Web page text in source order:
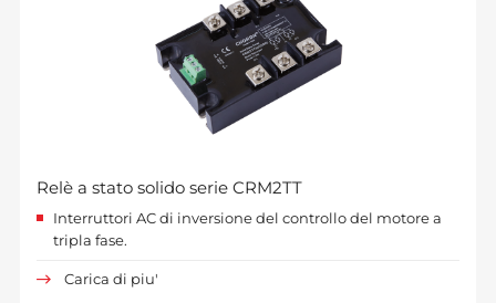
Relè a stato solido serie CRM2TT
Interruttori AC di inversione del controllo del motore a
tripla fase.
Carica di piu'